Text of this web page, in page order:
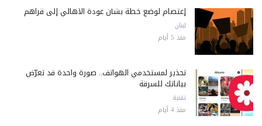
إعتصام لوضع خطة بشأن عودة الأهالي إلى قراهم
لبنان
منذ 5 أيام
تحذير لمستخدمي الهواتف.. صورة واحدة قد تعرّض
بياناتك للسرقة
تقنية
منذ 4 أيام